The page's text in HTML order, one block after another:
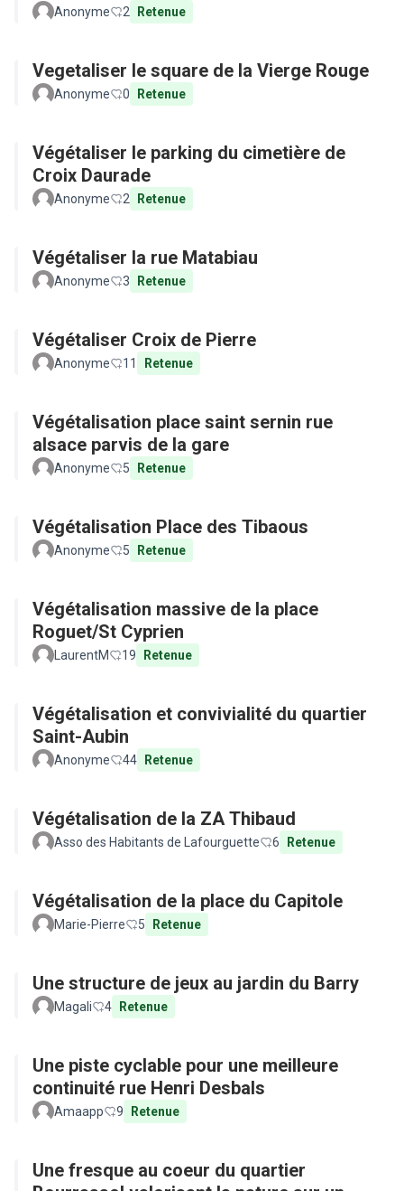
Anonyme 2 Retenue
Vegetaliser le square de la Vierge Rouge
Anonyme 0 Retenue
Végétaliser le parking du cimetière de
Croix Daurade
Anonyme 2 Retenue
Végétaliser la rue Matabiau
Anonyme 3 Retenue
Végétaliser Croix de Pierre
Anonyme 11 Retenue
Végétalisation place saint sernin rue
alsace parvis de la gare
Anonyme 5 Retenue
Végétalisation Place des Tibaous
Anonyme 5 Retenue
Végétalisation massive de la place
Roguet/St Cyprien
LaurentM 19 Retenue
Végétalisation et convivialité du quartier
Saint-Aubin
Anonyme 44 Retenue
Végétalisation de la ZA Thibaud
Asso des Habitants de Lafourguette 6 Retenue
Végétalisation de la place du Capitole
Marie-Pierre 5 Retenue
Une structure de jeux au jardin du Barry
Magali 4 Retenue
Une piste cyclable pour une meilleure
continuité rue Henri Desbals
Amaapp 9 Retenue
Une fresque au coeur du quartier